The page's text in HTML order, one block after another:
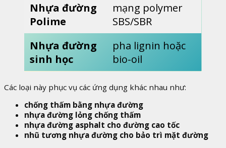
Nhựa đường
Polime
mạng polymer
SBS/SBR
Nhựa đường
sinh học
pha lignin hoặc
bio-oil
Các loại này phục vụ các ứng dụng khác nhau như:
chống thấm bằng nhựa đường
nhựa đường lỏng chống thấm
nhựa đường asphalt cho đường cao tốc
nhũ tương nhựa đường cho bảo trì mặt đường